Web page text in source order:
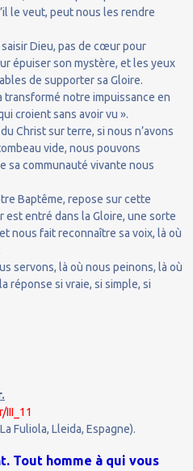
le veut, peut nous les rendre
saisir Dieu, pas de cœur pour
épuiser son mystère, et les yeux
de supporter sa Gloire.
transformé notre impuissance en
croient sans avoir vu ».
Christ sur terre, si nous n’avons
vide, nous pouvons
sa communauté vivante nous
Baptême, repose sur cette
entré dans la Gloire, une sorte
nous fait reconnaître sa voix, là où
servons, là où nous peinons, là où
réponse si vraie, si simple, si
Fuliola, Lleida, Espagne).
Tout homme à qui vous